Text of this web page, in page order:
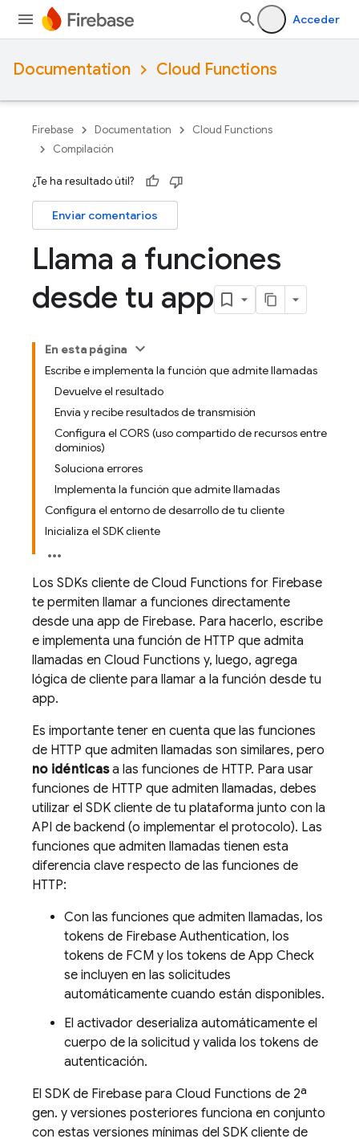
Acceder
Documentation Cloud Functions
Firebase Documentation
Cloud Functions
Compilación
¿Te ha resultado útil?
Enviar comentarios
Llama a funciones
desde tu app
En esta página
Escribe e implementa la función que admite llamadas
Devuelve el resultado
Envía y recibe resultados de transmisión
Configura el CORS (uso compartido de recursos entre
dominios)
Soluciona errores
Implementa la función que admite llamadas
Configura el entorno de desarrollo de tu cliente
Inicializa el SDK cliente
Los SDKs cliente de Cloud Functions for Firebase
te permiten llamar a funciones directamente
desde una app de Firebase. Para hacerlo, escribe
e implementa una función de HTTP que admita
llamadas en Cloud Functions y, luego, agrega
lógica de cliente para llamar a la función desde tu
app.
Es importante tener en cuenta que las funciones
de HTTP que admiten llamadas son similares, pero
no idénticasa las funciones de HTTP. Para usar
funciones de HTTP que admiten llamadas, debes
utilizar el SDK cliente de tu plataforma junto con la
API de backend (o implementar el protocolo). Las
funciones que admiten llamadas tienen esta
diferencia clave respecto de las funciones de
HTTP:
Con las funciones que admiten llamadas, los
tokens de Firebase Authentication, los
tokens de FCM y los tokens de App Check
se incluyen en las solicitudes
automáticamente cuando están disponibles.
El activador deserializa automáticamente el
cuerpo de la solicitud y valida los tokens de
autenticación.
El SDK de Firebase para Cloud Functions de 2ª
gen. y versiones posteriores funciona en conjunto
con estas versiones mínimas del SDK cliente de